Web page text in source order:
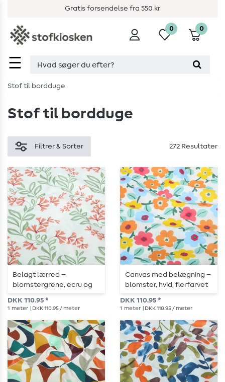
Gratis forsendelse fra 550 kr
☰
0 0
Stof til bordduge
Stof til bordduge
Filtrer & Sorter 272 Resultater
Belagt lærred –
blomstergrene, ecru og
terrakotta
DKK 110.95 *
1 meter | DKK 110.95 / meter
Canvas med belægning –
blomster, hvid, flerfarvet
DKK 110.95 *
1 meter | DKK 110.95 / meter